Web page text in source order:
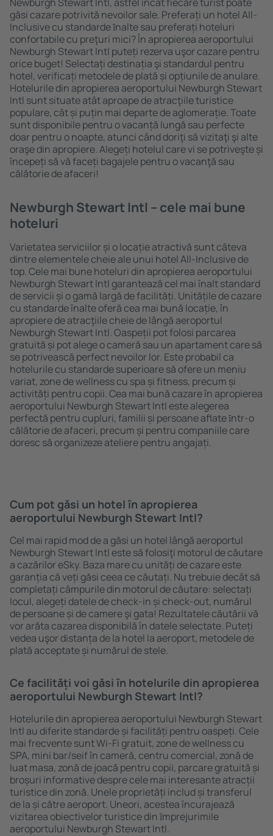
găsi cazare potrivită nevoilor sale. Preferați un hotel All-
Inclusive cu standarde ȋnalte sau preferați hoteluri
confortabile cu preţuri mici? În apropierea aeroportului
Newburgh Stewart Intl puteți rezerva uşor cazare pentru
orice buget! Selectați destinația şi standardul pentru
hotel, verificați metodele de plată și opțiunile de anulare.
Hotelurile din apropierea aeroportului Newburgh Stewart
Intl sunt situate atât aproape de atracţiile turistice
populare, cât și puțin mai departe de aglomerație. Toate
sunt disponibile pentru o vacanță lungă sau perfecte
doar pentru o noapte, atunci când doriţi să vizitaţi şi alte
oraşe din apropiere. Alegeți hotelul care vi se potriveşte și
începeți să vă faceți bagajele pentru o vacanţă sau
călătorie de afaceri!
Newburgh Stewart Intl – cele mai bune
hoteluri
Varietatea serviciilor și o locație atractivă sunt câteva
dintre elementele cheie ale unui hotel All-Inclusive de
top. Cele mai bune hoteluri din apropierea aeroportului
Newburgh Stewart Intl garantează cel mai înalt standard
de servicii și o gamă largă de facilități. Unitățile de cazare
cu standarde înalte oferă cea mai bună locație, în
apropiere de atracţiile cheie de lângă aeroportul
Newburgh Stewart Intl. Oaspeții pot folosi parcarea
gratuită și pot alege o cameră sau un apartament care să
se potrivească perfect nevoilor lor. Este probabil ca
hotelurile cu standarde superioare să ofere un meniu
variat, zone de wellness cu spa și fitness, precum și
activități pentru copii. Cea mai bună cazare în apropierea
aeroportului Newburgh Stewart Intl este alegerea
perfectă pentru cupluri, familii și persoane aflate ȋntr-o
călătorie de afaceri, precum și pentru companiile care
doresc să organizeze ateliere pentru angajați.
Cum pot găsi un hotel în apropierea
aeroportului Newburgh Stewart Intl?
Cel mai rapid mod de a găsi un hotel lângă aeroportul
Newburgh Stewart Intl este să folosiţi motorul de căutare
a cazărilor eSky. Baza mare cu unități de cazare este
garanția că veți găsi ceea ce căutați. Nu trebuie decât să
completați câmpurile din motorul de căutare: selectați
locul, alegeți datele de check-in și check-out, numărul
de persoane și de camere şi gata! Rezultatele căutării vă
vor arăta cazarea disponibilă în datele selectate. Puteți
vedea uşor distanța de la hotel la aeroport, metodele de
plată acceptate și numărul de stele.
Ce facilități voi găsi în hotelurile din apropierea
aeroportului Newburgh Stewart Intl?
Hotelurile din apropierea aeroportului Newburgh Stewart
Intl au diferite standarde și facilități pentru oaspeți. Cele
mai frecvente sunt Wi-Fi gratuit, zone de wellness cu
SPA, mini bar/seif în cameră, centru comercial, zonă de
luat masa, zonă de joacă pentru copii, parcare gratuită și
broșuri informative despre cele mai interesante atracții
turistice din zonă. Unele proprietăți includ și transferul
de la și către aeroport. Uneori, acestea încurajează
vizitarea obiectivelor turistice din ȋmprejurimile
aeroportului Newburgh Stewart Intl.